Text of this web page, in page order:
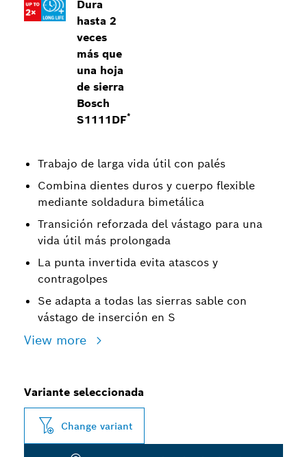
Dura
hasta 2
veces
más que
una hoja
de sierra
Bosch
S1111DF*
Trabajo de larga vida útil con palés
Combina dientes duros y cuerpo flexible
mediante soldadura bimetálica
Transición reforzada del vástago para una
vida útil más prolongada
La punta invertida evita atascos y
contragolpes
Se adapta a todas las sierras sable con
vástago de inserción en S
View more
Variante seleccionada
Change variant